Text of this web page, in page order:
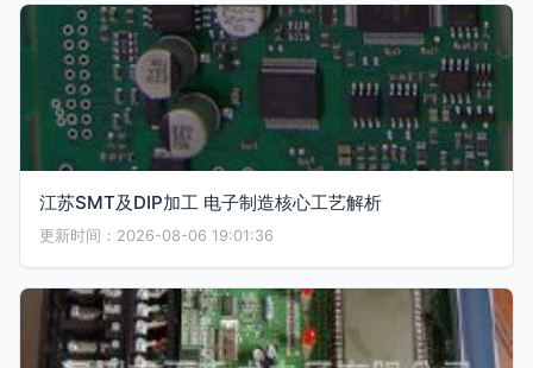
江苏SMT及DIP加工 电子制造核心工艺解析
更新时间：2026-08-06 19:01:36